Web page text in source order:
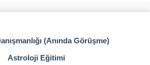
(Anında Görüşme)
Astroloji Eğitimi